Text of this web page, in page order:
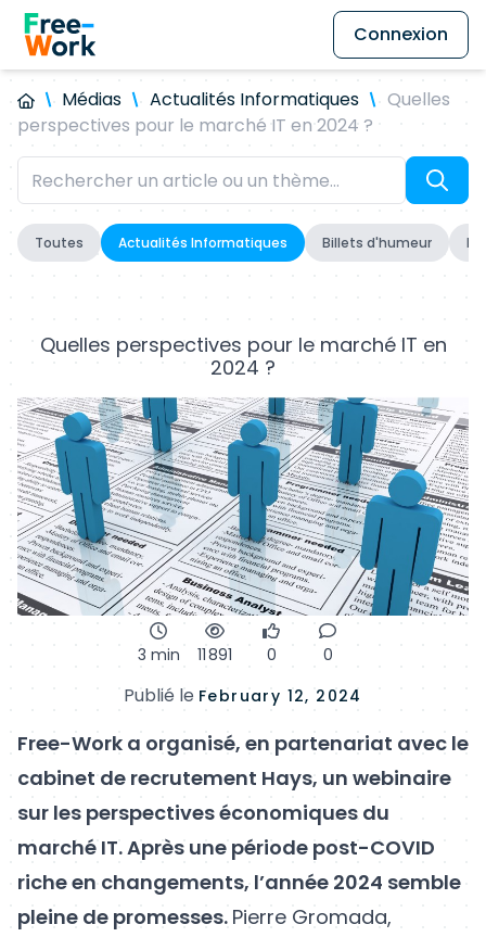
Connexion
Médias Actualités Informatiques
Quelles
perspectives pour le marché IT en 2024 ?
Toutes Actualités Informatiques Billets d'humeur
Quelles perspectives pour le marché IT en
2024 ?
3 min 11 891 0 0
Publié le February 12, 2024
Free-Work a organisé, en partenariat avec le
cabinet de recrutement Hays, un webinaire
sur les perspectives économiques du
marché IT. Après une période post-COVID
riche en changements, l’année 2024 semble
pleine de promesses. Pierre Gromada,